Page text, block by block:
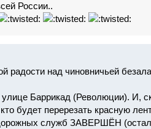
России..
радости над чиновничьей
Баррикад (Революции). И,
будет перерезать красную
служб ЗАВЕРШЁН